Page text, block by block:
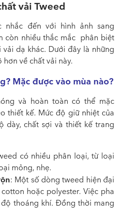
vải Tweed
nhắc đến với hình ảnh sang
còn nhiều thắc mắc phân biệt
dạ khác. Dưới đây là những
về chất vải này.
Mặc được vào mùa nào?
và hoàn toàn có thể mặc
thiết kế. Mức độ giữ nhiệt của
dày, chất sợi và thiết kế trang
có nhiều phân loại, từ loại
mỏng, nhẹ.
: Một số dòng tweed hiện đại
hoặc polyester. Việc pha
thoáng khí. Đồng thời mang